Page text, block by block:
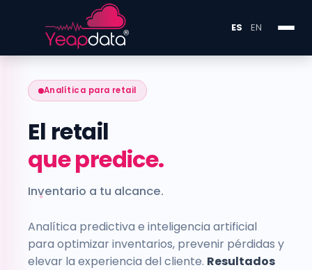
ES EN
COMERCIO · YEAPDATA
INVENTARIO INTELIGENTE
SEGURIDAD OPERACIONAL
·
Analítica para retail
El retail
que predice.
Inventario a tu alcance.
Analítica predictiva e inteligencia artificial
para optimizar inventarios, prevenir pérdidas y
elevar la experiencia del cliente. Resultados